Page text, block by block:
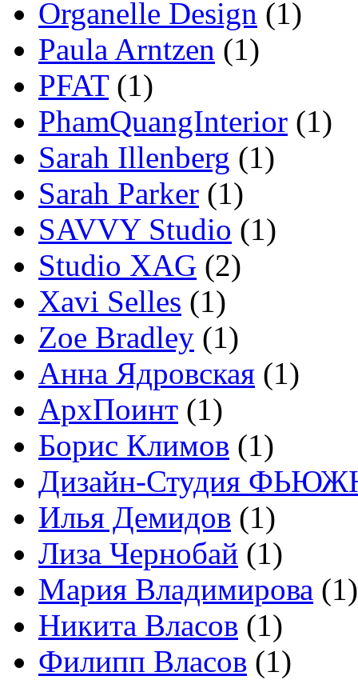
Organelle Design (1)
Paula Arntzen (1)
PFAT(1)
PhamQuangInterior (1)
Sarah Illenberg (1)
Sarah Parker (1)
SAVVY Studio (1)
Studio XAG (2)
Xavi Selles (1)
Zoe Bradley (1)
Анна Ядровская (1)
АрхПоинт (1)
Борис Климов (1)
Дизайн-Студия
Илья Демидов (1)
Лиза Чернобай (1)
Мария Владимирова (1)
Никита Власов (1)
Филипп Власов (1)